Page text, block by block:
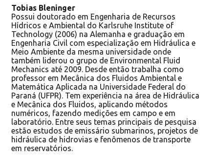
Tobias Bleninger
Possui doutorado em Engenharia de Recursos
Hídricos e Ambiental do Karlsruhe Institute of
Technology (2006) na Alemanha e graduação em
Engenharia Civil com especialização em Hidráulica e
Meio Ambiente da mesma universidade onde
também liderou o grupo de Environmental Fluid
Mechanics até 2009. Desde então trabalha como
professor em Mecânica dos Fluidos Ambiental e
Matemática Aplicada na Universidade Federal do
Paraná (UFPR). Tem experiência na área de Hidráulica
e Mecânica dos Fluidos, aplicando métodos
numéricos, fazendo medições em campo e em
laboratório. Entre seus temas principais de pesquisa
estão estudos de emissário submarinos, projetos de
hidráulica de hidrovias e fenômenos de transporte
em reservatórios.